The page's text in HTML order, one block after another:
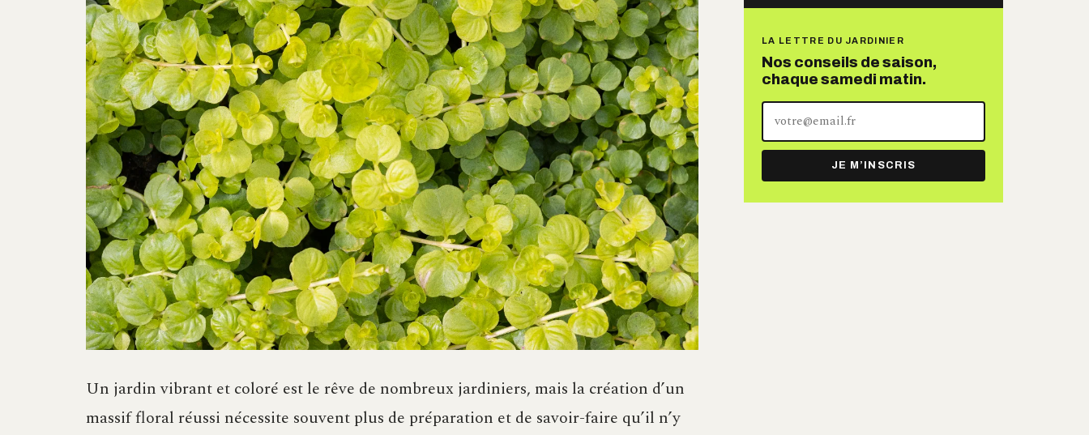
Un jardin vibrant et coloré est le rêve de nombreux jardiniers, mais la création d’un
massif floral réussi nécessite souvent plus de préparation et de savoir-faire qu’il n’y
LA LETTRE DU JARDINIER
Nos conseils de saison,
chaque samedi matin.
adresse
mail
JE M’INSCRIS